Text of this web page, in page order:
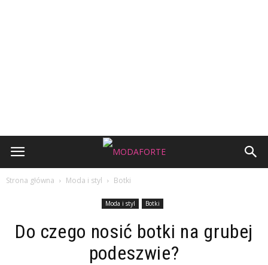
Strona główna Moda i styl Botki
Moda i styl Botki
Do czego nosić botki na grubej
podeszwie?